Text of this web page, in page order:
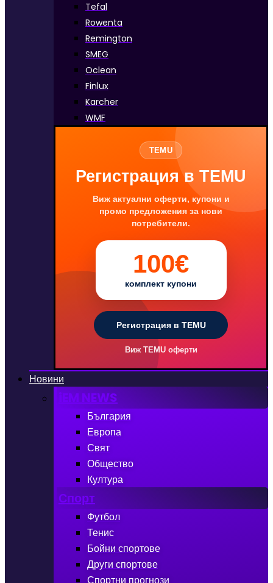
Tefal
Rowenta
Remington
SMEG
Oclean
Finlux
Karcher
WMF
TEMU
Регистрация в TEMU
Виж актуални оферти, купони и
промо предложения за нови
потребители.
100€
комплект купони
Регистрация в TEMU
Виж TEMU оферти
Новини
iEM NEWS
България
Европа
Свят
Общество
Култура
Спорт
Футбол
Тенис
Бойни спортове
Други спортове